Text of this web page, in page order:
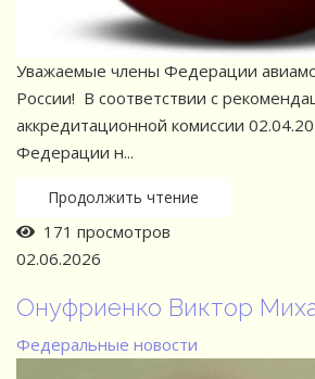
Уважаемые члены Федерации
России! В соответствии с
аккредитационной комиссии
Федерации н...
Продолжить чтение
171 просмотров
02.06.2026
Онуфриенко Виктор
Федеральные новости